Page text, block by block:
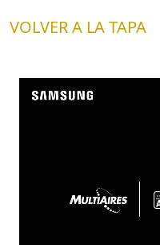
VOLVER A LA TAPA